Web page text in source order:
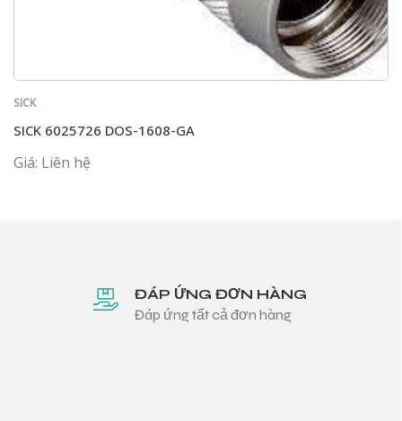
SICK
SICK 6025726 DOS-1608-GA
Giá: Liên hệ
ĐÁP ỨNG ĐƠN HÀNG
Đáp ứng tất cả đơn hàng